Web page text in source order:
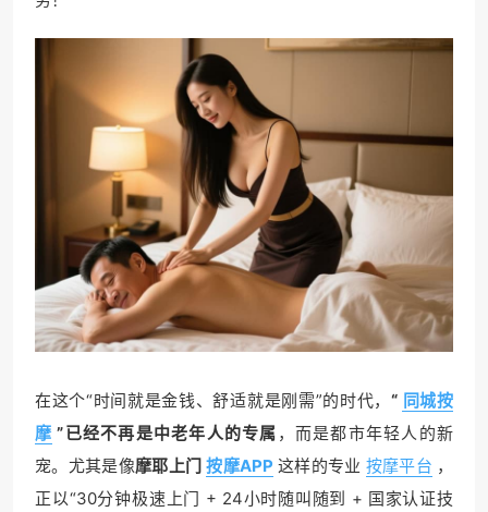
在这个“时间就是金钱、舒适就是刚需”的时代， “ 同城按
摩 ”已经不再是中老年人的专属 ，而是都市年轻人的新
宠。尤其是像摩耶上门 按摩APP 这样的专业 按摩平台 ，
正以“30分钟极速上门 + 24小时随叫随到 + 国家认证技